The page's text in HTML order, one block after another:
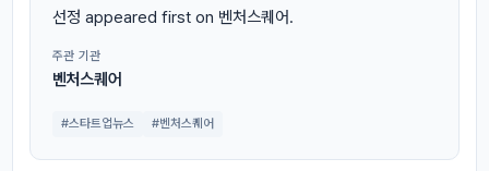
선정 appeared first on 벤처스퀘어.
주관 기관
벤처스퀘어
#스타트업뉴스 #벤처스퀘어